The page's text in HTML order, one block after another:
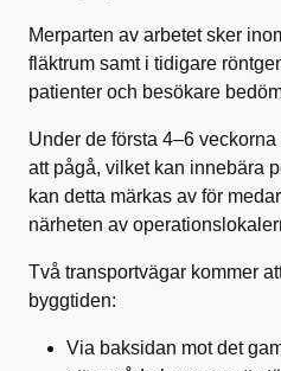
Merparten av arbetet sker
fläktrum samt i tidigare
patienter och besökare
Under de första 4–6
att pågå, vilket kan innebära
kan detta märkas av för
närheten av
Två transportvägar kommer
byggtiden:
Via baksidan mot det